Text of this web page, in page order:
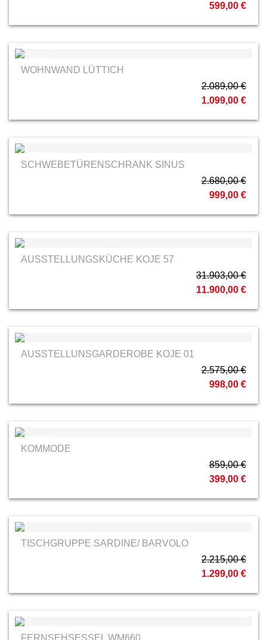
599,00 €
MCA
WOHNWAND LÜTTICH
2.089,00 €
1.099,00 €
Staud
SCHWEBETÜRENSCHRANK SINUS
2.680,00 €
999,00 €
AUSSTELLUNGSKÜCHE KOJE 57
31.903,00 €
11.900,00 €
AUSSTELLUNSGARDEROBE KOJE 01
2.575,00 €
998,00 €
Staud
KOMMODE
859,00 €
399,00 €
TISCHGRUPPE SARDINE/ BARVOLO
2.215,00 €
1.299,00 €
Hukla
FERNSEHSESSEL WM660